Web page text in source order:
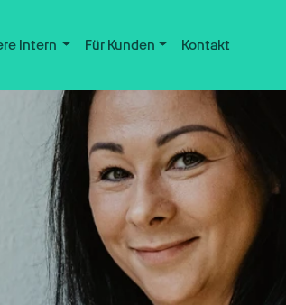
Intern Für Kunden Kontakt